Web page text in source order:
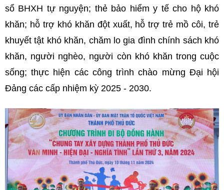
sổ BHXH tự nguyện; thẻ bảo hiểm y tế cho hộ khó
khăn; hỗ trợ khó khăn đột xuất, hỗ trợ trẻ mồ côi, trẻ
khuyết tật khó khăn, chăm lo gia đình chính sách khó
khăn, người nghèo, người còn khó khăn trong cuộc
sống; thực hiện các công trình chào mừng Đại hội
Đảng các cấp nhiệm kỳ 2025 - 2030.